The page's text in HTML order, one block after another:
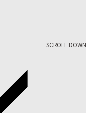
SCROLL DOWN